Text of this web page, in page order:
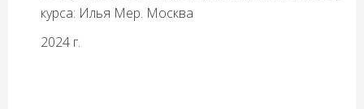
курса: Илья Мер. Москва
2024 г.